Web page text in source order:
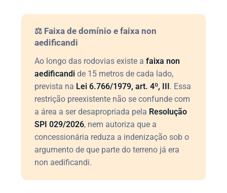
⚖️ Faixa de domínio e faixa non
aedificandi
Ao longo das rodovias existe afaixa non
aedificandi de 15 metros de cada lado,
prevista na Lei 6.766/1979, art. 4º, III. Essa
restrição preexistente não se confunde com
a área a ser desapropriada pela Resolução
SPI 029/2026, nem autoriza que a
concessionária reduza a indenização sob o
argumento de que parte do terreno já era
non aedificandi.